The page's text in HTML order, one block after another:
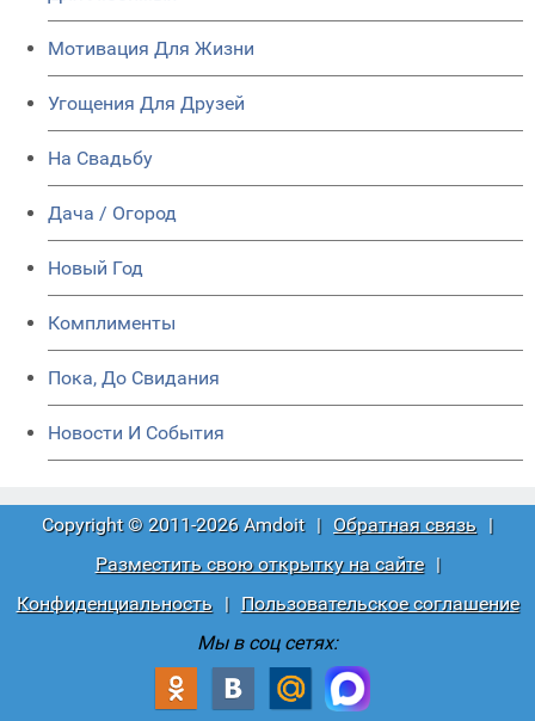
Мотивация Для Жизни
Угощения Для Друзей
На Свадьбу
Дача / Огород
Новый Год
Комплименты
Пока, До Свидания
Новости И События
Copyright © 2011-2026 Amdoit | Обратная связь |
Разместить свою открытку на сайте
|
Конфиденциальность
|
Пользовательское соглашение
Мы в соц сетях: